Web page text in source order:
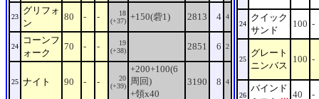
23
グリフォ
ン
80 - -
18
(+37) +150(砦1) 2813 4 4
24
コーンフ
ォーク
70 - -
19
(+38)
2851 6 2
25 ナイト 90 - -
20
(+39)
+200+100(6
周回)
+領x40
3190 8 4
24
クイック
サンド
100 -
25
グレート
ニンバス
100 -
26
バインド
40 -